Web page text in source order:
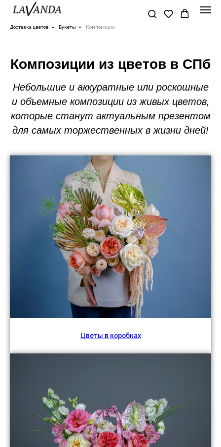
Доставка цветов » Букеты » Композиции
Композиции из цветов в СПб
Небольшие и аккуратные или роскошные
и объемные композиции из живых цветов,
которые станут актуальным презентом
для самых торжественных в жизни дней!
Цветы в коробках